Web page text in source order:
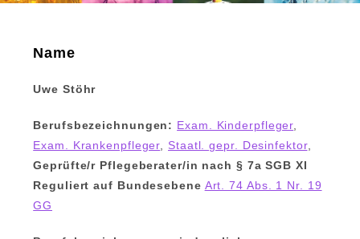
Name
Uwe Stöhr
Berufsbezeichnungen: Exam. Kinderpfleger
Exam. Krankenpfleger
Staatl. gepr. Desinfektor,
Geprüfte/r Pflegeberater/in nach § 7a SGB XI
Reguliert auf Bundesebene Art. 74 Abs. 1 Nr. 19
GG